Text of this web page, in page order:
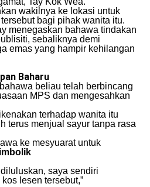
wakilnya ke lokasi untuk
bagi pihak wanita itu.
menegaskan bahawa tindakan
sebaliknya demi
emas yang hampir kehilangan
Baharu
beliau telah berbincang
MPS dan mengesahkan
terhadap wanita itu
terus menjual sayur tanpa rasa
ke mesyuarat untuk
saya sendiri
lesen tersebut,”